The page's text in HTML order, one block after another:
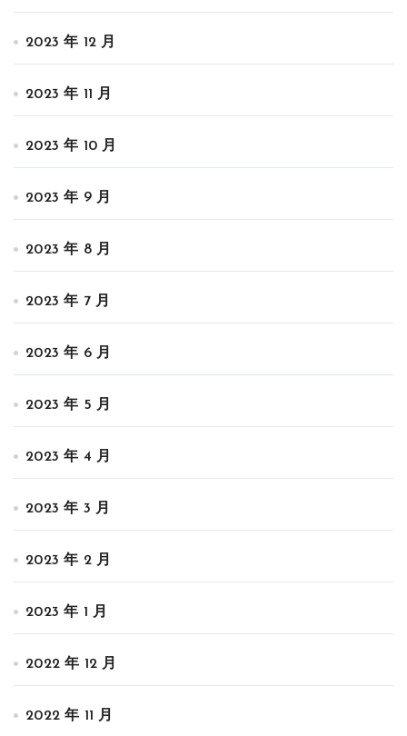
2023 年 12 月
2023 年 11 月
2023 年 10 月
2023 年 9 月
2023 年 8 月
2023 年 7 月
2023 年 6 月
2023 年 5 月
2023 年 4 月
2023 年 3 月
2023 年 2 月
2023 年 1 月
2022 年 12 月
2022 年 11 月